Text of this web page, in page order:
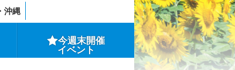
沖縄
今週末開催
イベント